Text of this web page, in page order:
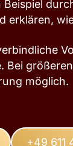
erklären,
Bei
möglich.
+49 611